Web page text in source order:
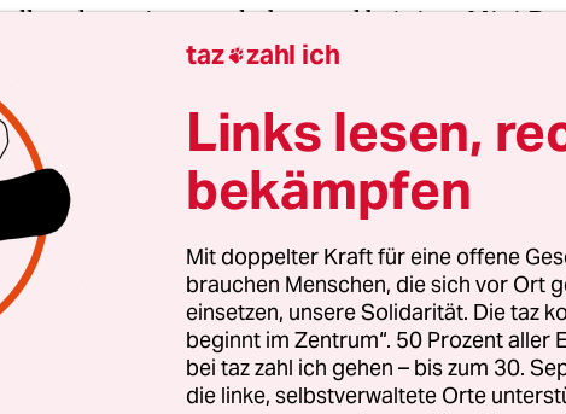
auch zerrissen zu haben und bei einer Mini-
benutzt haben. Eine Justiz allerdings, die sich mit
sollte sich nie wieder wegen Überlastung
taz zahl ich
Links lesen,
bekämpfen
Mit doppelter Kraft für eine offene
brauchen Menschen, die sich vor Ort
einsetzen, unsere Solidarität. Die taz
beginnt im Zentrum“. 50 Prozent aller
bei taz zahl ich gehen – bis zum 30.
die linke, selbstverwaltete Orte